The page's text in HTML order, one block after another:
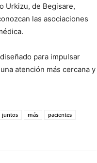
Urkizu, de Begisare,
las asociaciones
para impulsar
atención más cercana y
juntos más
pacientes